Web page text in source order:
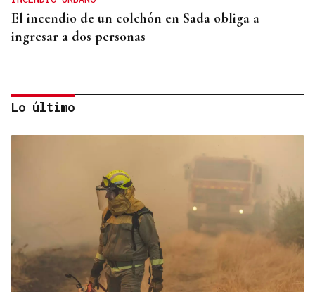
El incendio de un colchón en Sada obliga a
ingresar a dos personas
CUIDAR LOS ECOSISTEMAS COSTEROS
Las claves para reducir los residuos y mantener las
playas limpias este verano
Lo último